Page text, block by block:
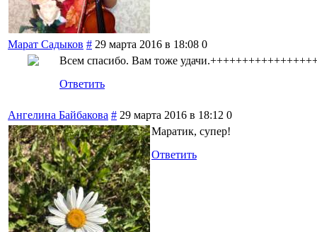
Марат Садыков # 29 марта 2016 в 18:08 0
Всем спасибо. Вам тоже
Ответить
Ангелина Байбакова # 29 марта 2016 в 18:12 0
Маратик, супер!
Ответить